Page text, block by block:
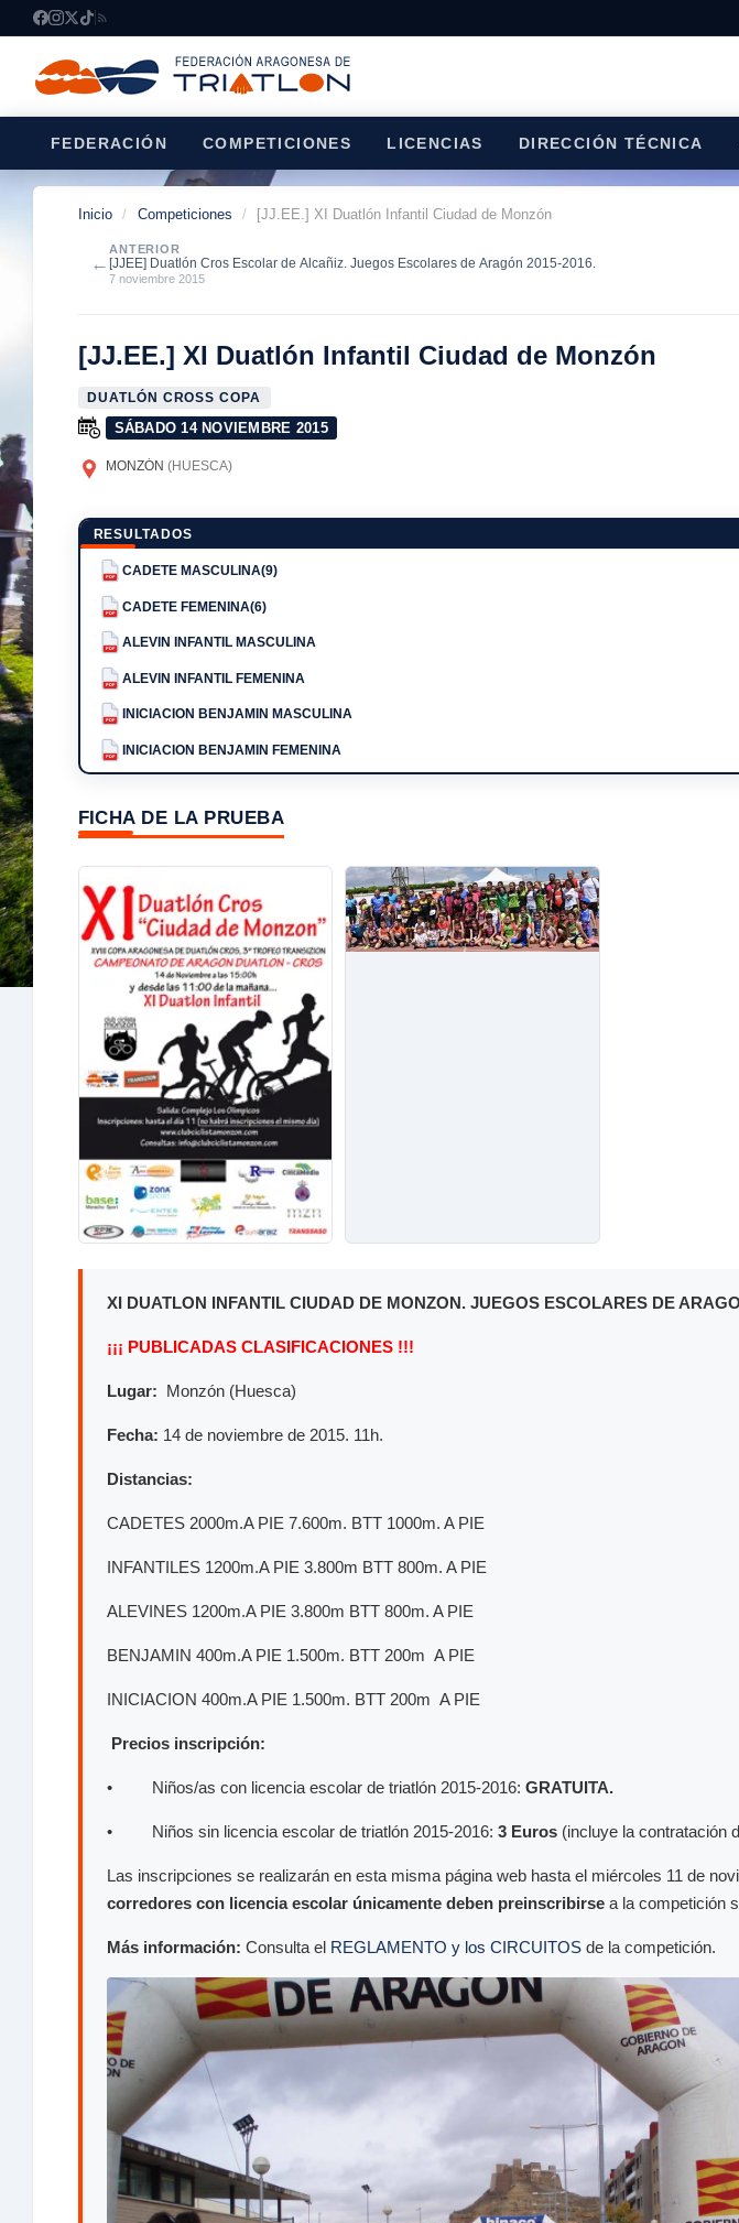
FEDERACIÓN COMPETICIONES LICENCIAS DIRECCIÓN TÉCNICA
Inicio / Competiciones / [JJ.EE.] XI Duatlón Infantil Ciudad de Monzón
←
ANTERIOR
[JJEE] Duatlón Cros Escolar de Alcañiz. Juegos Escolares de Aragón 2015-2016.
7 noviembre 2015
[JJ.EE.] XI Duatlón Infantil Ciudad de Monzón
DUATLÓN CROSS COPA
SÁBADO 14 NOVIEMBRE 2015
MONZÓN (HUESCA)
RESULTADOS
PDF CADETE MASCULINA(9)
PDF CADETE FEMENINA(6)
PDF ALEVIN INFANTIL MASCULINA
PDF ALEVIN INFANTIL FEMENINA
PDF INICIACION BENJAMIN MASCULINA
PDF INICIACION BENJAMIN FEMENINA
FICHA DE LA PRUEBA
XI DUATLON INFANTIL CIUDAD DE MONZON. JUEGOS ESCOLARES DE
¡¡¡ PUBLICADAS CLASIFICACIONES !!!
Lugar: Monzón (Huesca)
Fecha: 14 de noviembre de 2015. 11h.
Distancias:
CADETES 2000m.A PIE 7.600m. BTT 1000m. A PIE
INFANTILES 1200m.A PIE 3.800m BTT 800m. A PIE
ALEVINES 1200m.A PIE 3.800m BTT 800m. A PIE
BENJAMIN 400m.A PIE 1.500m. BTT 200m A PIE
INICIACION 400m.A PIE 1.500m. BTT 200m A PIE
Precios inscripción:
• Niños/as con licencia escolar de triatlón 2015-2016: GRATUITA.
• Niños sin licencia escolar de triatlón 2015-2016: 3 Euros (incluye la contratación
Las inscripciones se realizarán en esta misma página web hasta el miércoles 11 de
corredores con licencia escolar únicamente deben preinscribirse a la competición
Más información: Consulta el REGLAMENTO y los CIRCUITOS de la competición.